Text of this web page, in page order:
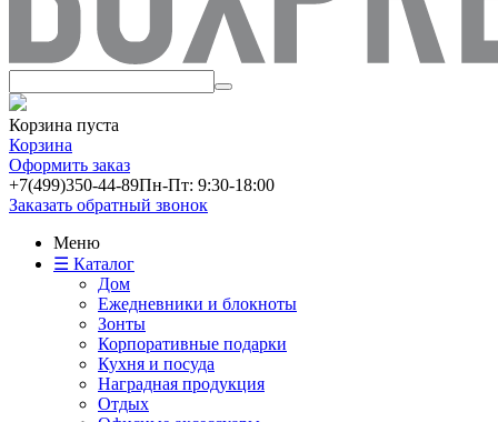
Корзина пуста
Корзина
Оформить заказ
+7(499)350-44-89Пн-Пт: 9:30-18:00
Заказать обратный звонок
Меню
☰ Каталог
Дом
Ежедневники и блокноты
Зонты
Корпоративные подарки
Кухня и посуда
Наградная продукция
Отдых